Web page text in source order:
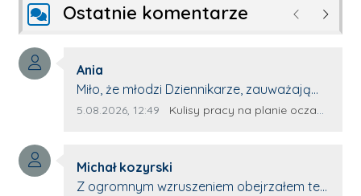
Ostatnie komentarze Poprzednie
Autor komentarza:
Ania
Treść komentarza:
Miło, że młodzi Dziennikarze, zauważają
młode talenty, które dopiero wkraczają
z nim wywiad, który przeprowadzi Pan
Artur.
Data dodania komentarza:
5.08.2026, 12:49 Źródło komentarza:
Kulisy pracy na planie oczami młodego filmowca
Autor komentarza:
Michał kozyrski
Treść komentarza:
Z ogromnym wzruszeniem obejrzałem ten